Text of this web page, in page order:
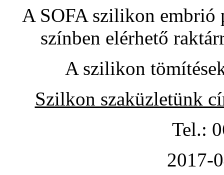
A SOFA szilikon embrió
színben elérhető
A szilikon
Szilkon szaküzletünk
Tel.:
2017-